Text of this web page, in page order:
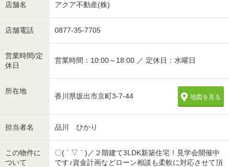
店舗名 アクア不動産(株)
店舗電話 0877-35-7705
営業時間/定
休日
営業時間：10:00～18:00 ／ 定休日：水曜日
所在地
香川県坂出市京町3-7-44 地図を見る
担当者名 品川 ひかり
この物件に
ついて
〇( ´ ▽ ` )／２階建て3LDK新築住宅！見学会開催中
です♪資金計画などローン相談も柔軟に対応させて頂